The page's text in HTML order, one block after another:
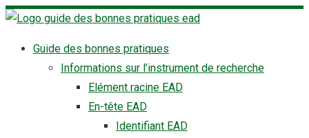
Skip
contentGuide des bonnes pratiques
Informations sur l’instrument de recherche
Elément racine EAD
En-tête EAD
Identifiant EAD